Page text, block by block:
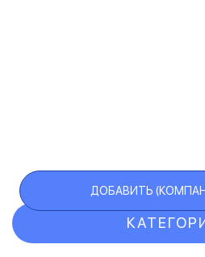
ДОБАВИТЬ